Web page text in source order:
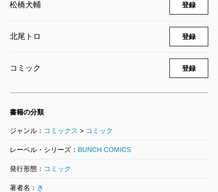
巻
裁判長！ ここは懲役4年でどうすか 5
2008/12/09
松橋犬輔 登録
北尾トロ 登録
コミック 登録
書籍の分類
ジャンル： コミックス > コミック
レーベル・シリーズ： BUNCH COMICS
発行形態： コミック
著者名： き